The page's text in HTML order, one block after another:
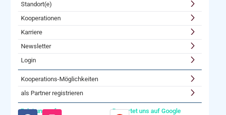
Standort(e)
Kooperationen
Karriere
Newsletter
Login
Kooperations-Möglichkeiten
als Partner registrieren
Folgt uns auf: Bewertet uns auf Google